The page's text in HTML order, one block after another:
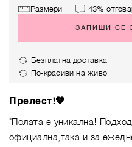
Размери 43%
ЗАПИШИ СЕ
Безплатна доставка
По-красиви на живо
Прелест!🤎
"Полата е уникална!
официална,така и за